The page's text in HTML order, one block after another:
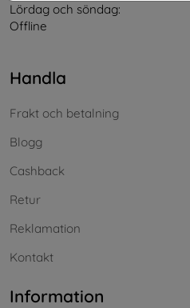
Lördag och söndag:
Offline
Handla
Frakt och betalning
Blogg
Cashback
Retur
Reklamation
Kontakt
Information